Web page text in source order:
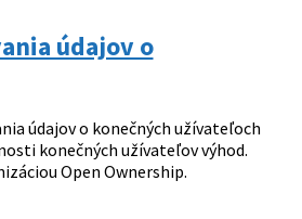
údajov o
údajov o konečných užívateľoch
konečných užívateľov výhod.
Open Ownership.